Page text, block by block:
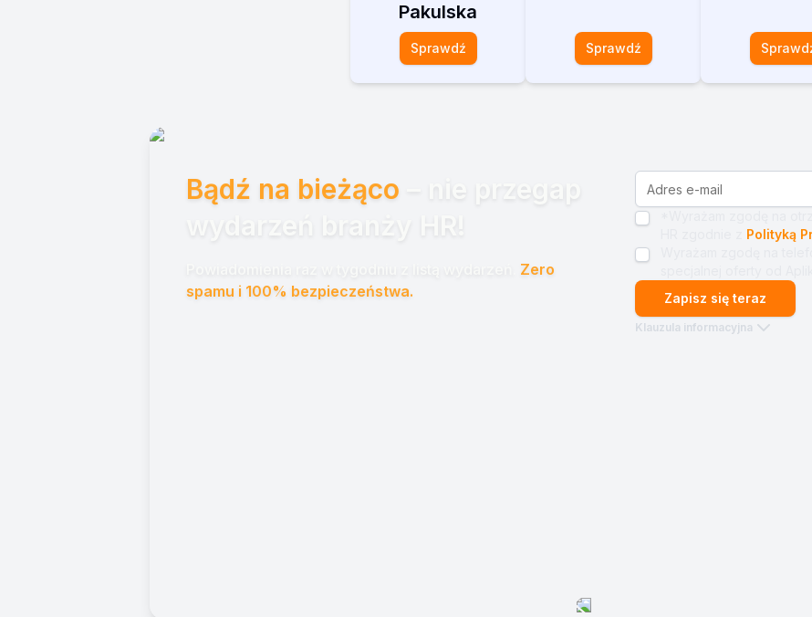
Pakulska
Sprawdź Sprawdź
Bądź na bieżąco
wydarzeń branży HR!
Zero
spamu i 100% bezpieczeństwa.
Polityką
Zapisz się teraz
Klauzula informacyjna